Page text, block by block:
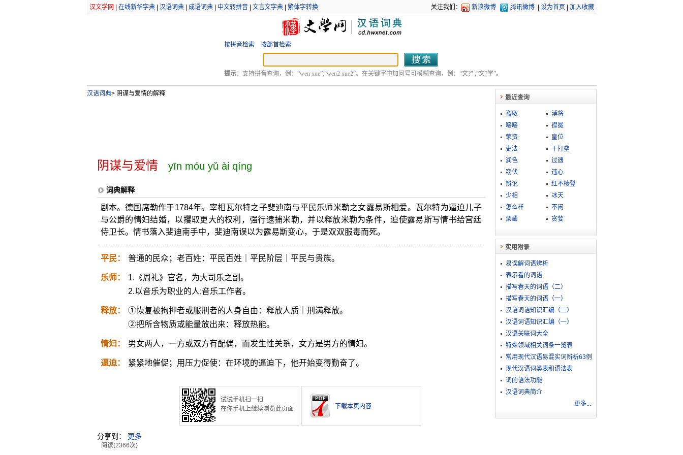
汉文学网 在线新华字典| 汉语词典| 成语词典| 中文转拼音| 文言文字典| 繁体字转换 关注我们： 新浪微博 腾讯微博 设为首页 加入收藏
按拼音检索 按部首检索
提示： 支持拼音查询，例：“wen xue”;“wen2 xue2”。在关键字中加问号可模糊查询，例：“文?” ;“文?学”。
汉语词典>阴谋与爱情的解释
阴谋与爱情 yīn móu yǔ ài qíng
词典解释
剧本。德国席勒作于1784年。宰相瓦尔特之子斐迪南与平民乐师米勒之女露易斯相爱。瓦尔特为逼迫儿子
与公爵的情妇结婚，以攫取更大的权利，强行逮捕米勒，并以释放米勒为条件，迫使露易斯写情书给宫廷
侍卫长。情书落入斐迪南手中，斐迪南误以为露易斯变心，于是双双服毒而死。
平民： 普通的民众；老百姓：平民百姓｜平民阶层｜平民与贵族。
乐师：
1.《周礼》官名，为大司乐之副。
2.以音乐为职业的人;音乐工作者。
释放：
①恢复被拘押者或服刑者的人身自由：释放人质｜刑满释放。
②把所含物质或能量放出来：释放热能。
情妇： 男女两人，一方或双方有配偶，而发生性关系，女方是男方的情妇。
逼迫： 紧紧地催促；用压力促使：在环境的逼迫下，他开始变得勤奋了。
试试手机扫一扫
在你手机上继续浏览此页面
下载本页内容
分享到： 更多
阅读(2366次)
最近查询
盗取
溥将
唼唼
襟冕
荣资
皇位
吏法
干打垒
润色
过遇
窃伏
违心
辨讹
红不棱登
少相
冰天
怎么样
不闲
栗凿
贪婪
实用附录
易误解词语辨析
表示看的词语
描写春天的词语（二）
描写春天的词语（一）
汉语词语知识汇编（二）
汉语词语知识汇编（一）
汉语关联词大全
特殊领域相关词条一览表
常用现代汉语易混实词辨析63例
现代汉语词类表和语法表
词的语法功能
汉语词典简介
更多...